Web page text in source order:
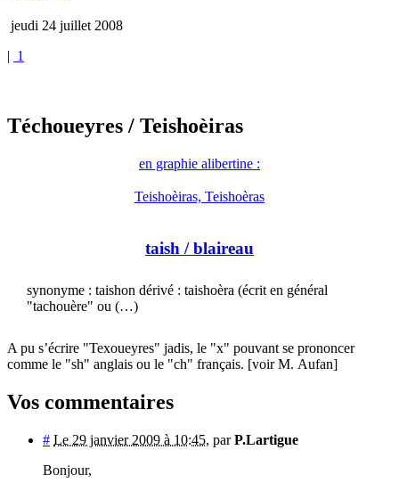
jeudi 24 juillet 2008
| 1
Téchoueyres / Teishoèiras
en graphie alibertine :
Teishoèiras, Teishoèras
taish / blaireau
synonyme : taishon dérivé : taishoèra (écrit en général
"tachouère" ou (…)
A pu s’écrire "Texoueyres" jadis, le "x" pouvant se prononcer
comme le "sh" anglais ou le "ch" français. [voir M. Aufan]
Vos commentaires
# Le 29 janvier 2009 à 10:45, parP.Lartigue
Bonjour,